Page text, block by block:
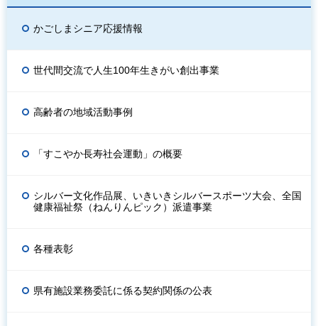
かごしまシニア応援情報
世代間交流で人生100年生きがい創出事業
高齢者の地域活動事例
「すこやか長寿社会運動」の概要
シルバー文化作品展、いきいきシルバースポーツ大会、全国
健康福祉祭（ねんりんピック）派遣事業
各種表彰
県有施設業務委託に係る契約関係の公表